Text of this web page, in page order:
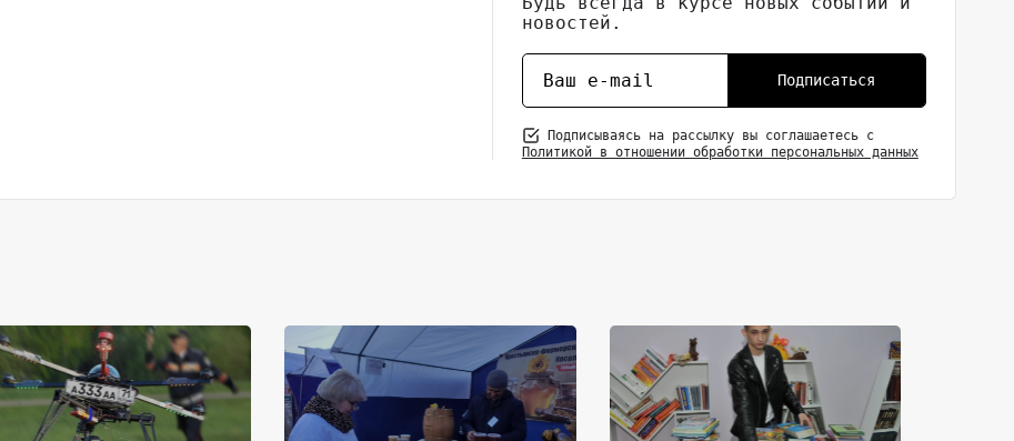
новостей.
Подписаться
Подписываясь на рассылку вы соглашаетесь с
Политикой в отношении обработки персональных данных